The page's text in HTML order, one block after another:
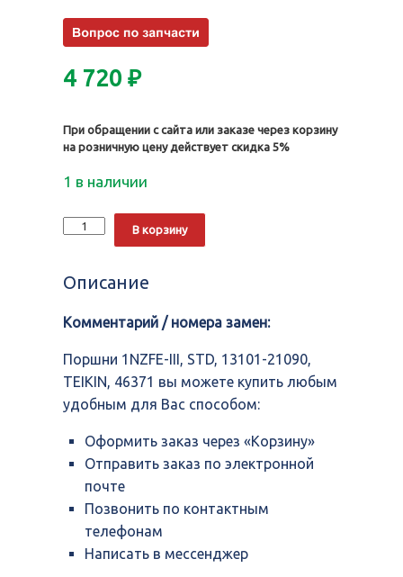
4 720 ₽
При обращении с сайта или заказе через корзину
на розничную цену действует скидка 5%
1 в наличии
Количество
Поршни
STD,
21090,
46371
В корзину
Описание
Комментарий / номера замен:
Поршни 1NZFE-III, STD, 13101-21090,
TEIKIN, 46371 вы можете купить любым
удобным для Вас способом:
Оформить заказ через «Корзину»
Отправить заказ по электронной
почте
Позвонить по контактным
телефонам
Написать в мессенджер